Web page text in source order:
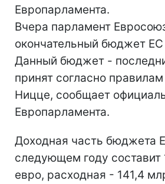
Европарламента.
Вчера парламент
окончательный бюджет ЕС
Данный бюджет -
принят согласно
Ницце, сообщает
Европарламента.
Доходная часть бюджета
следующем году
евро, расходная - 141,4